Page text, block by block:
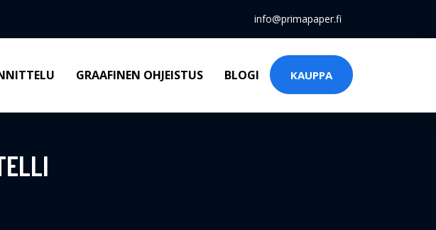
info@primapaper.fi
GRAAFINEN OHJEISTUS BLOGI KAUPPA